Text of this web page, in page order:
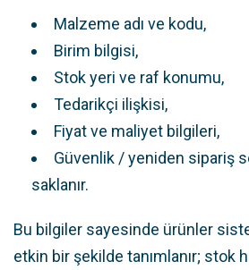
Malzeme adı ve kodu,
Birim bilgisi,
Stok yeri ve raf konumu,
Tedarikçi ilişkisi,
Fiyat ve maliyet bilgileri,
Güvenlik / yeniden sipariş
saklanır.
Bu bilgiler sayesinde ürünler
etkin bir şekilde tanımlanır; stok